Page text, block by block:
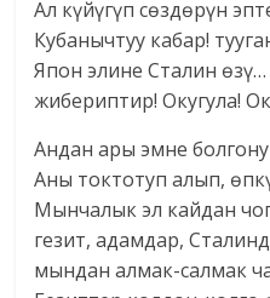
Ал күйүгүп сөздөрүн
Кубанычтуу кабар!
Япон элине Сталин
жибериптир! Окугула!
Андан ары эмне
Аны токтотуп алып,
Мынчалык эл кайдан
гезит, адамдар,
мындан алмак-салмак